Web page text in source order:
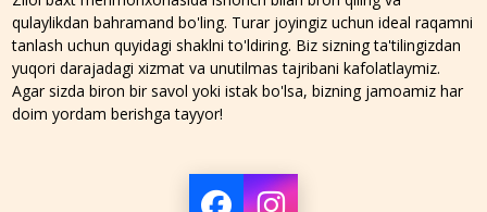
qulaylikdan bahramand bo'ling. Turar joyingiz uchun ideal raqamni
tanlash uchun quyidagi shaklni to'ldiring. Biz sizning ta'tilingizdan
yuqori darajadagi xizmat va unutilmas tajribani kafolatlaymiz.
Agar sizda biron bir savol yoki istak bo'lsa, bizning jamoamiz har
doim yordam berishga tayyor!